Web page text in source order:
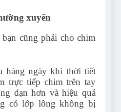
xuyên
cũng phải cho chim
hàng ngày khi thời tiết
trực tiếp chim trên tay
dạn hơn và hiệu quả
có lớp lông không bị